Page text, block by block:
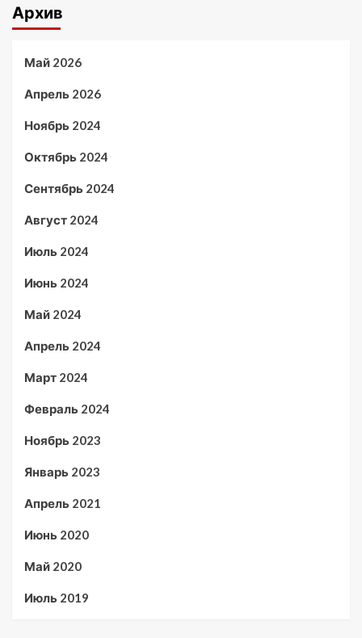
Архив
Май 2026
Апрель 2026
Ноябрь 2024
Октябрь 2024
Сентябрь 2024
Август 2024
Июль 2024
Июнь 2024
Май 2024
Апрель 2024
Март 2024
Февраль 2024
Ноябрь 2023
Январь 2023
Апрель 2021
Июнь 2020
Май 2020
Июль 2019